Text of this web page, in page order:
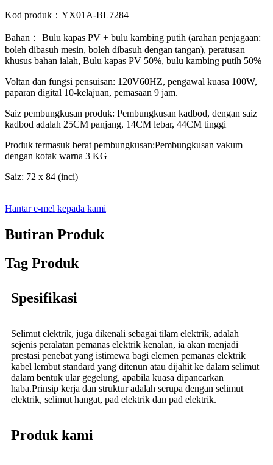
Kod produk：YX01A-BL7284
Bahan： Bulu kapas PV + bulu kambing putih (arahan penjagaan:
boleh dibasuh mesin, boleh dibasuh dengan tangan), peratusan
khusus bahan ialah, Bulu kapas PV 50%, bulu kambing putih 50%
Voltan dan fungsi pensuisan: 120V60HZ, pengawal kuasa 100W,
paparan digital 10-kelajuan, pemasaan 9 jam.
Saiz pembungkusan produk: Pembungkusan kadbod, dengan saiz
kadbod adalah 25CM panjang, 14CM lebar, 44CM tinggi
Produk termasuk berat pembungkusan:Pembungkusan vakum
dengan kotak warna 3 KG
Saiz: 72 x 84 (inci)
Hantar e-mel kepada kami
Butiran Produk
Tag Produk
Spesifikasi
Selimut elektrik, juga dikenali sebagai tilam elektrik, adalah
sejenis peralatan pemanas elektrik kenalan, ia akan menjadi
prestasi penebat yang istimewa bagi elemen pemanas elektrik
kabel lembut standard yang ditenun atau dijahit ke dalam selimut
dalam bentuk ular gegelung, apabila kuasa dipancarkan
haba.Prinsip kerja dan struktur adalah serupa dengan selimut
elektrik, selimut hangat, pad elektrik dan pad elektrik.
Produk kami